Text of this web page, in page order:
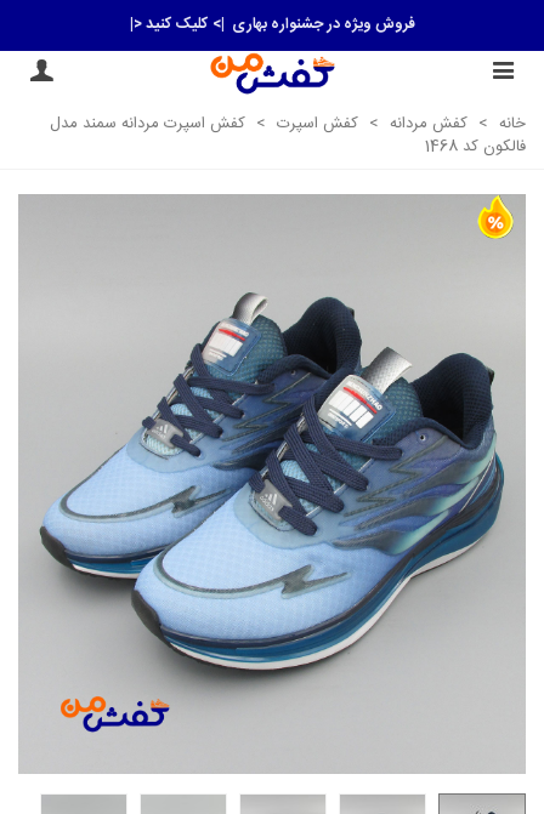
فروش ویژه در جشنواره بهاری |> کلیک کنید <|
خانه > کفش مردانه > کفش اسپرت > کفش اسپرت مردانه سمند مدل
فالکون کد 1468